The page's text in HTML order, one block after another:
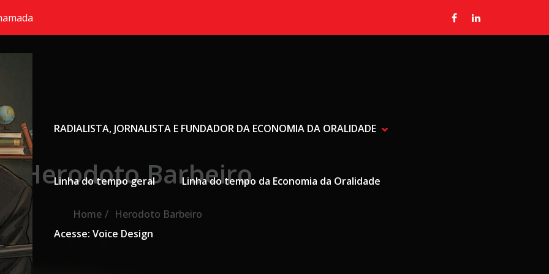
RADIALISTA, JORNALISTA E FUNDADOR DA ECONOMIA DA ORALIDADE SHOW RADIALISTA,
HIDE RADIALISTA, JORNALISTA
Linha do tempo geral Linha do tempo da Economia da Oralidade
Acesse: Voice Design
Herodoto Barbeiro
Home Herodoto Barbeiro